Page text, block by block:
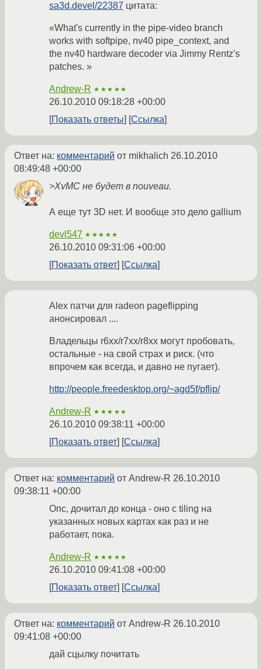
sa3d.devel/22387 цитата:
«What's currently in the pipe-video branch
works with softpipe, nv40 pipe_context, and
the nv40 hardware decoder via Jimmy Rentz's
patches. »
Andrew-R ★★★★★
26.10.2010 09:18:28 +00:00
Показать ответы
Ссылка
Ответ на: комментарий от mikhalich 26.10.2010
08:49:48 +00:00
>XvMC не будет в nouveau.
А еще тут 3D нет. И вообще это дело gallium
devl547 ★★★★★
26.10.2010 09:31:06 +00:00
Показать ответ
Ссылка
Alex патчи для radeon pageflipping
анонсировал ....
Владельцы r6xx/r7xx/r8xx могут пробовать,
остальные - на свой страх и риск. (что
впрочем как всегда, и давно не пугает).
http://people.freedesktop.org/~agd5f/pflip/
Andrew-R ★★★★★
26.10.2010 09:38:11 +00:00
Показать ответ
Ссылка
Ответ на: комментарий от Andrew-R 26.10.2010
09:38:11 +00:00
Опс, дочитал до конца - оно с tiling на
указанных новых картах как раз и не
работает, пока.
Andrew-R ★★★★★
26.10.2010 09:41:08 +00:00
Показать ответ
Ссылка
Ответ на: комментарий от Andrew-R 26.10.2010
09:41:08 +00:00
дай сцылку почитать